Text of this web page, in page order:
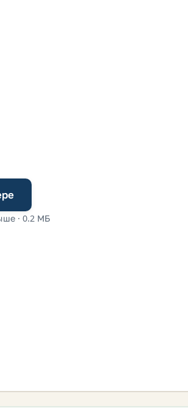
· 0.2 МБ